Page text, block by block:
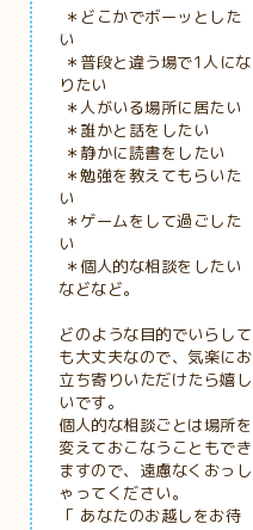
＊どこかでボーッとした
い
＊普段と違う場で1人にな
りたい
＊人がいる場所に居たい
＊誰かと話をしたい
＊静かに読書をしたい
＊勉強を教えてもらいた
い
＊ゲームをして過ごした
い
＊個人的な相談をしたい
などなど。
どのような目的でいらして
も大丈夫なので、気楽にお
立ち寄りいただけたら嬉し
いです。
個人的な相談ごとは場所を
変えておこなうこともでき
ますので、遠慮なくおっし
ゃってください。
「 あなたのお越しをお待